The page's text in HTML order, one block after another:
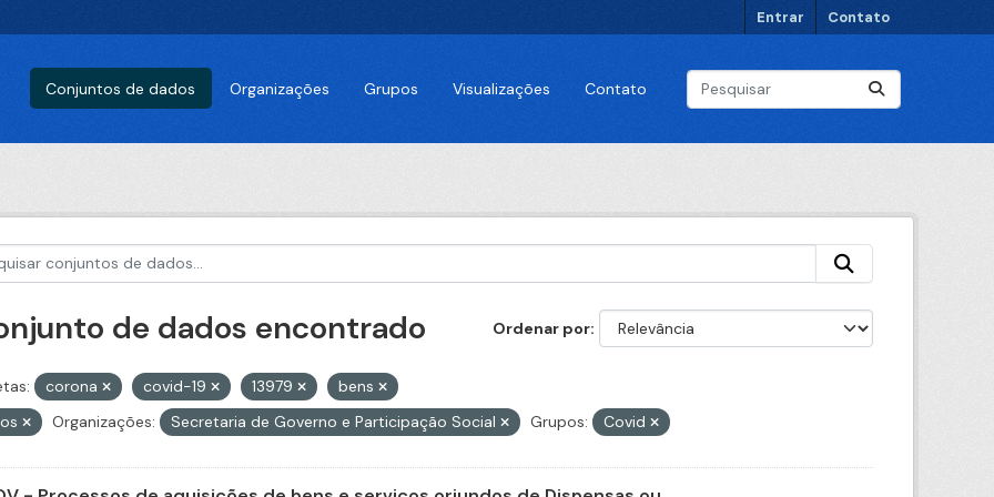
Entrar Contato
Conjuntos de dados Organizações Grupos Visualizações Contato
Ordenar por
de dados encontrado
corona covid-19 13979
bens
Organizações: Secretaria de Governo e Participação Social Grupos: Covid